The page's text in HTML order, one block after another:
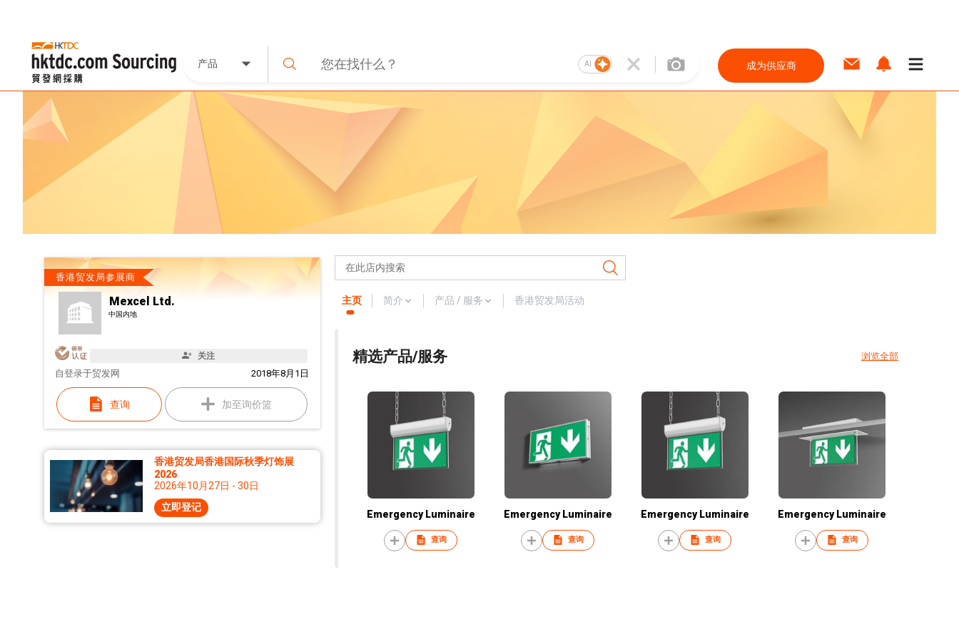
产品 AI 成为供应商
香港贸发局参展商
Mexcel Ltd.
中国内地
关注
自 2018年8月1日
登录于贸发网
查询 加至询价篮
香港贸发局香港国际秋季灯饰展
2026
2026年10月27日 - 30日
立即登记
主页 简介 产品 / 服务 香港贸发局活动
精选产品/服务 浏览全部
Emergency Luminaire
查询
Emergency Luminaire
查询
Emergency Luminaire
查询
Emergency Luminaire
查询